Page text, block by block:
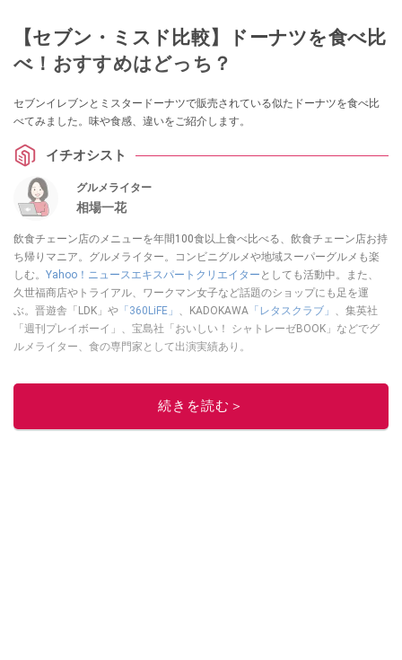
【セブン・ミスド比較】ドーナツを食べ比
べ！おすすめはどっち？
セブンイレブンとミスタードーナツで販売されている似たドーナツを食べ比
べてみました。味や食感、違いをご紹介します。
イチオシスト
グルメライター
相場一花
飲食チェーン店のメニューを年間100食以上食べ比べる、飲食チェーン店お持
ち帰りマニア。グルメライター。コンビニグルメや地域スーパーグルメも楽
しむ。 Yahoo！ニュースエキスパートクリエイター としても活動中。また、
久世福商店やトライアル、ワークマン女子など話題のショップにも足を運
ぶ。晋遊舎「LDK」や 「360LiFE」 、KADOKAWA 「レタスクラブ」 、集英社
「週刊プレイボーイ」、宝島社「おいしい！ シャトレーゼBOOK」などでグ
ルメライター、食の専門家として出演実績あり。
続きを読む＞